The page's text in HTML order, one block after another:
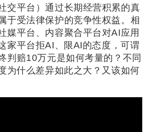
交平台）通过长期经营积累的真
于受法律保护的竞争性权益。相
媒平台、内容聚合平台对AI应用
家平台拒AI、限AI的态度，可谓
判赔10万元是如何考量的？不同
为什么差异如此之大？又该如何